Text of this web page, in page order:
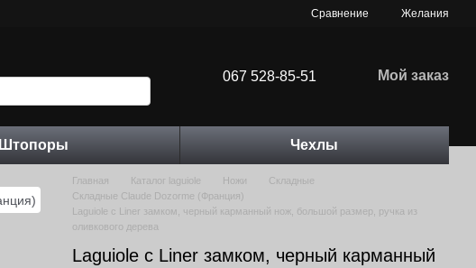
Сравнение Желания
067 528-85-51
Мой заказ
Штопоры Чехлы
Главная Каталог laguiole Ножи
Складные
Складные Claude Dozorme (Франция)
Laguiole с Liner замком, черный карманный нож, большой размер, ручка из
оливкового дерева
Laguiole с Liner замком, черный карманный